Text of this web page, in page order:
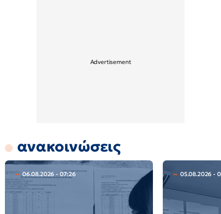
ανακοινώσεις
06.08.2026 - 07:26 05.08.2026 -